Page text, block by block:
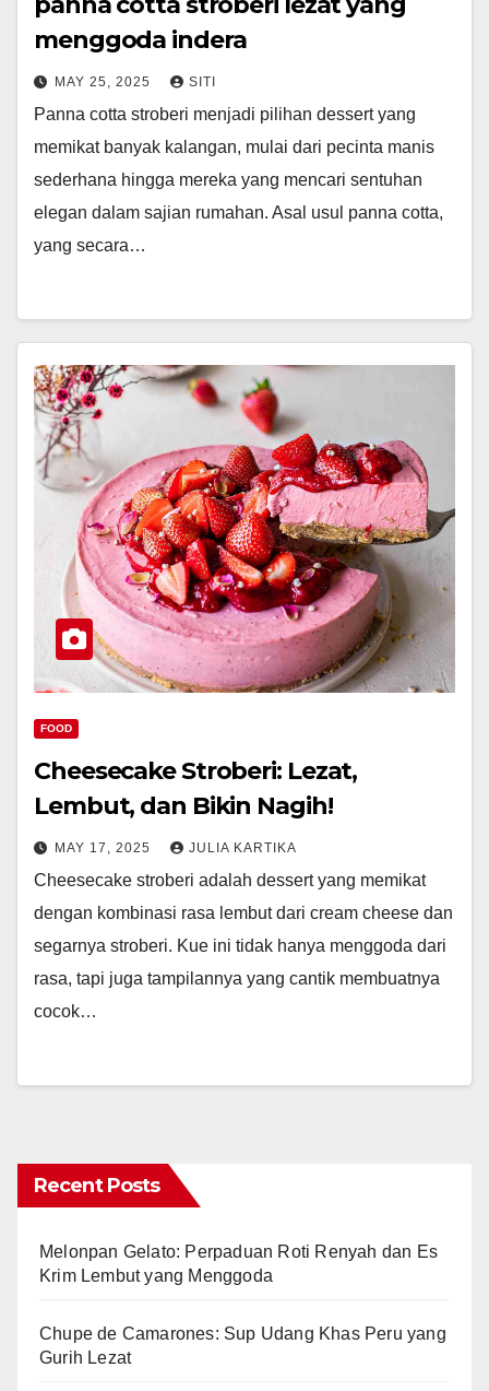
menggoda indera
MAY 25, 2025 SITI
Panna cotta stroberi menjadi pilihan dessert yang
memikat banyak kalangan, mulai dari pecinta manis
sederhana hingga mereka yang mencari sentuhan
elegan dalam sajian rumahan. Asal usul panna cotta,
yang secara…
FOOD
Cheesecake Stroberi: Lezat,
Lembut, dan Bikin Nagih!
MAY 17, 2025 JULIA KARTIKA
Cheesecake stroberi adalah dessert yang memikat
dengan kombinasi rasa lembut dari cream cheese dan
segarnya stroberi. Kue ini tidak hanya menggoda dari
rasa, tapi juga tampilannya yang cantik membuatnya
cocok…
Recent Posts
Melonpan Gelato: Perpaduan Roti Renyah dan Es
Krim Lembut yang Menggoda
Chupe de Camarones: Sup Udang Khas Peru yang
Gurih Lezat